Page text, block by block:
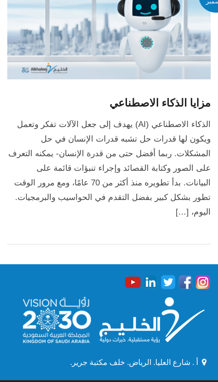
مزايا الذكاء الاصطناعي
الذكاء الاصطناعي (AI) يهدف إلى جعل الآلات تفكر وتعمل
ويكون لها قدرات حل تشبه قدرات الإنسان في حل
المشكلات. ربما أفضل حتى من قدرة الإنسان- يمكنه التعرف
على الصور وكتابة القصائد وإجراء تنبؤات قائمة على
البيانات. بدأ تطويره منذ أكثر من 70 عامًا، ومع مرور الوقت
تطور بشكل كبير بفضل التقدم في الحواسيب والبرمجيات.
اليوم، […]
أ . شارع العليا. الرياض. خلف مكتبة جرير.